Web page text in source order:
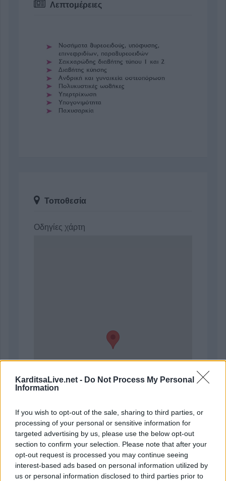
KarditsaLive.net - Do Not Process My Personal
Information
If you wish to opt-out of the sale, sharing to third parties, or
processing of your personal or sensitive information for
targeted advertising by us, please use the below opt-out
section to confirm your selection. Please note that after your
opt-out request is processed you may continue seeing
interest-based ads based on personal information utilized by
us or personal information disclosed to third parties prior to
Λεπτομέρειες
Τοποθεσία
Οδηγίες χάρτη